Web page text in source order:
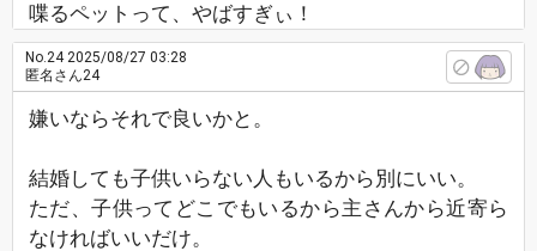
喋るペットって、やばすぎぃ！
No.242025/08/27 03:28
匿名さん24
嫌いならそれで良いかと。
結婚しても子供いらない人もいるから別にいい。
ただ、子供ってどこでもいるから主さんから近寄ら
なければいいだけ。